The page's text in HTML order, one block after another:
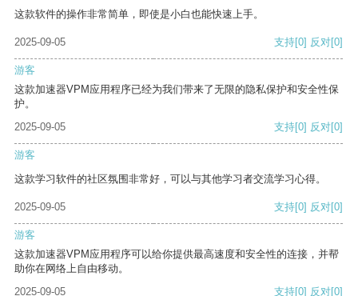
这款软件的操作非常简单，即使是小白也能快速上手。
2025-09-05 支持[0] 反对[0]
游客
这款加速器VPM应用程序已经为我们带来了无限的隐私保护和安全性保
护。
2025-09-05
支持[0] 反对[0]
游客
这款学习软件的社区氛围非常好，可以与其他学习者交流学习心得。
2025-09-05 支持[0] 反对[0]
游客
这款加速器VPM应用程序可以给你提供最高速度和安全性的连接，并帮
助你在网络上自由移动。
2025-09-05
支持[0] 反对[0]